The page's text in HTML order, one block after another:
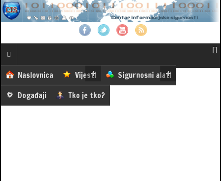
Naslovnica Vijesti
Sigurnosni alati
Događaji
Tko je tko?